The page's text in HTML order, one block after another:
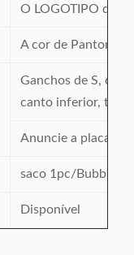
O LOGOTIPO da
A cor de Panton
Ganchos de S,
canto inferior,
Anuncie a placa
saco 1pc/Bubble
Disponível